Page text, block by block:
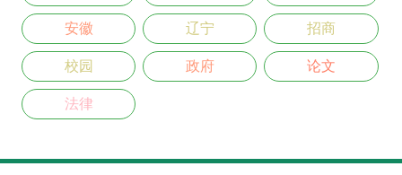
安徽 辽宁 招商
校园 政府 论文
法律